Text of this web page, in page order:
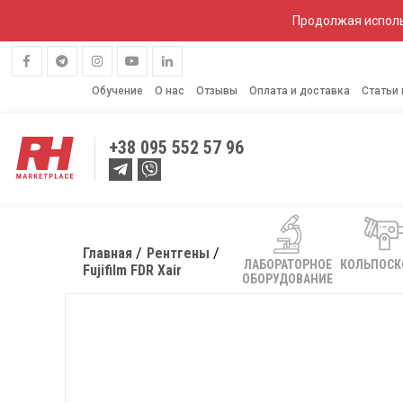
Продолжая
Обучение О нас Отзывы Оплата и доставка Статьи
+38 095 552 57 96
ЛАБОРАТОРНОЕ
ОБОРУДОВАНИЕ
Главная
Рентгены
Fujifilm FDR Xair